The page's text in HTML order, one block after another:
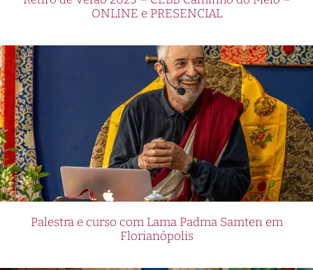
ONLINE e PRESENCIAL
Palestra e curso com Lama Padma Samten em
Florianópolis